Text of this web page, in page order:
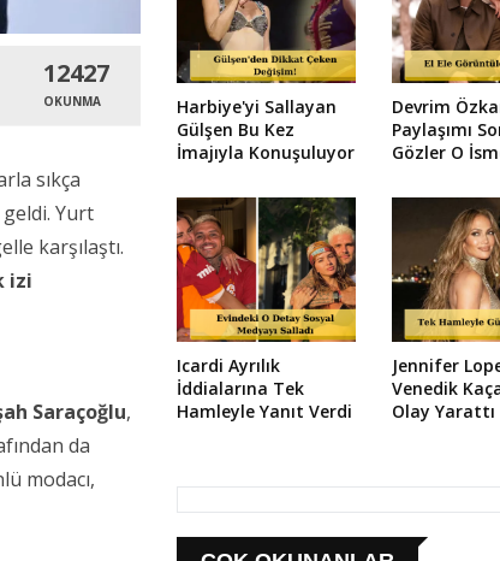
12427
OKUNMA
sıkça
Yurt
karşılaştı.
izi
Saraçoğlu,
da
modacı,
Harbiye'yi Sallayan
Gülşen Bu Kez
İmajıyla Konuşuluyor
Devrim
Paylaşımı
Gözler O
Icardi Ayrılık
İddialarına Tek
Hamleyle Yanıt Verdi
Jennifer
Venedik
Olay Yarattı